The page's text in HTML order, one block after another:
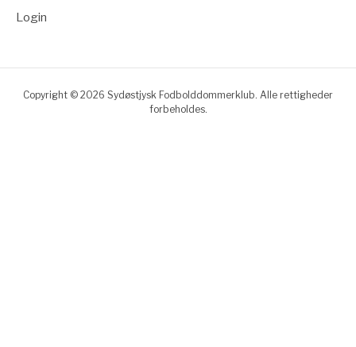
Login
Copyright © 2026 Sydøstjysk Fodbolddommerklub. Alle rettigheder
forbeholdes.